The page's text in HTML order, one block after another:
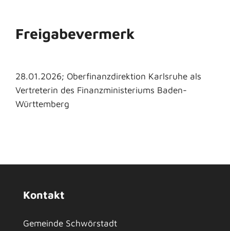
Freigabevermerk
28.01.2026; Oberfinanzdirektion Karlsruhe als
Vertreterin des Finanzministeriums Baden-
Württemberg
Kontakt
Gemeinde Schwörstadt